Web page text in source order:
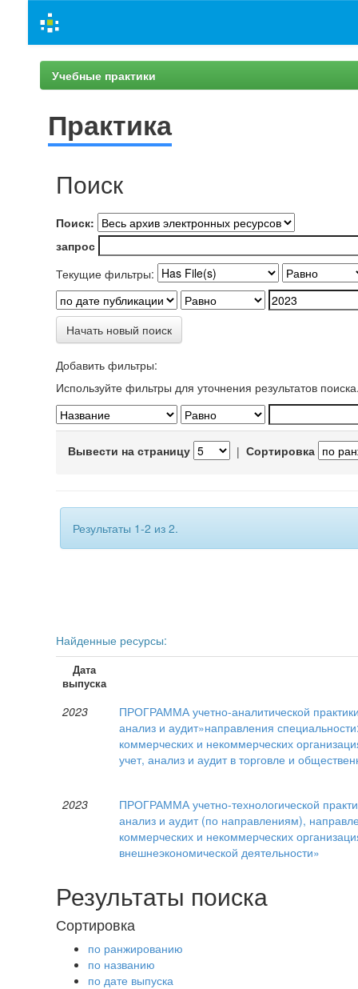
navigation
Учебные практики
Практика
Поиск
Поиск:
запрос
Текущие фильтры:
Начать новый поиск
Добавить фильтры:
Используйте фильтры для уточнения результатов
Вывести на страницу | Сортировка
Результаты 1-2 из 2.
Найденные ресурсы:
Дата
выпуска
2023
ПРОГРАММА учетно-аналитической
анализ и аудит»направления
коммерческих и некоммерческих
учет, анализ и аудит в торговле и
2023
ПРОГРАММА учетно-технологической
анализ и аудит (по направлениям),
коммерческих и некоммерческих
внешнеэкономической деятельности»
Результаты поиска
Сортировка
по ранжированию
по названию
по дате выпуска